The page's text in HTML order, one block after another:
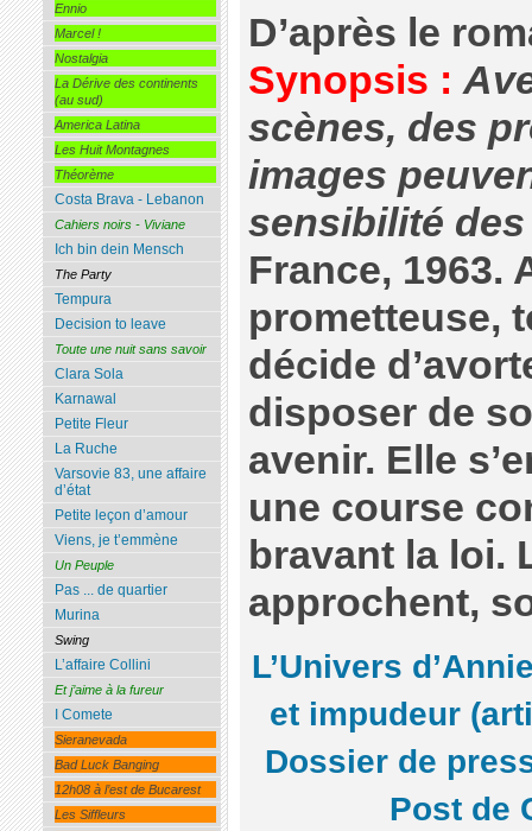
D’après le
Synopsis :
scènes, des
images
sensibilité
France, 1963.
prometteuse,
décide
disposer de
avenir. Elle
une course
bravant la loi.
approchent,
L’Univers
et impudeur
Dossier de
Post de
Ennio
Marcel !
Nostalgia
La Dérive des continents
(au sud)
America Latina
Les Huit Montagnes
Théorème
Costa Brava - Lebanon
Cahiers noirs - Viviane
Ich bin dein Mensch
The Party
Tempura
Decision to leave
Toute une nuit sans savoir
Clara Sola
Karnawal
Petite Fleur
La Ruche
Varsovie 83, une affaire
d’état
Petite leçon d’amour
Viens, je t’emmène
Un Peuple
Pas ... de quartier
Murina
Swing
L’affaire Collini
Et j’aime à la fureur
I Comete
Sieranevada
Bad Luck Banging
12h08 à l’est de Bucarest
Les Siffleurs